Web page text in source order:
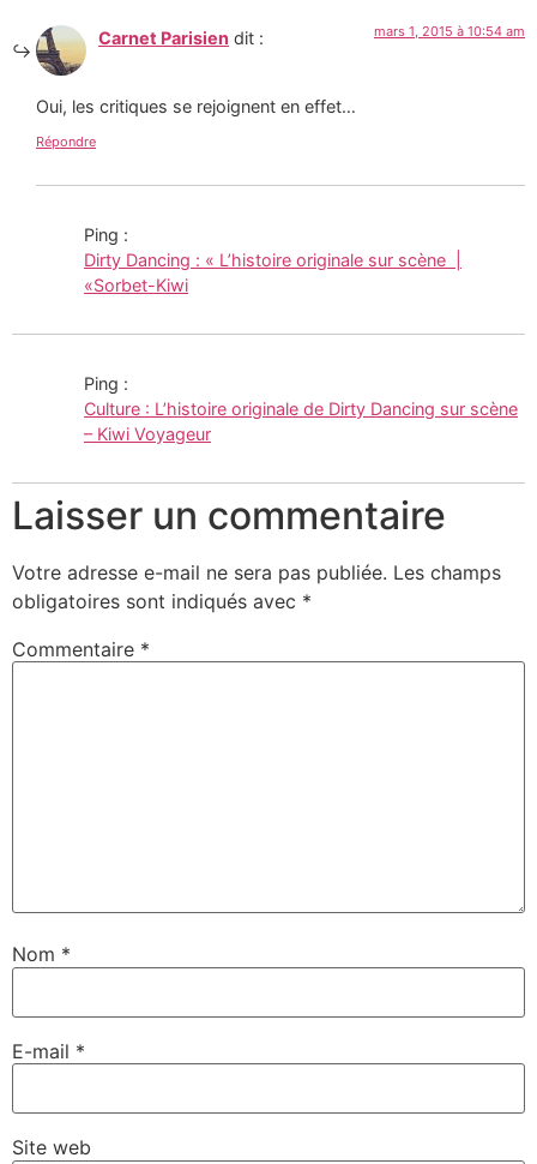
Carnet Parisien dit : mars 1, 2015 à 10:54 am
Oui, les critiques se rejoignent en effet…
Répondre
Ping :
Dirty Dancing : « L’histoire originale sur scène |
«Sorbet-Kiwi
Ping :
Culture : L’histoire originale de Dirty Dancing sur scène
– Kiwi Voyageur
Laisser un commentaire
Votre adresse e-mail ne sera pas publiée. Les champs
obligatoires sont indiqués avec *
Commentaire *
Nom *
E-mail *
Site web